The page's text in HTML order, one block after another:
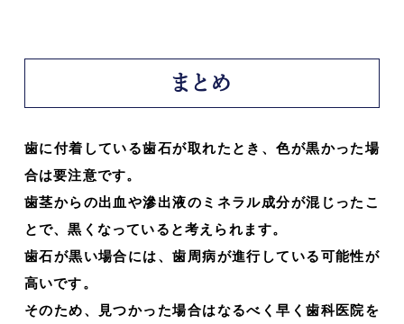
まとめ
歯に付着している歯石が取れたとき、色が黒かった場
合は要注意です。
歯茎からの出血や滲出液のミネラル成分が混じったこ
とで、黒くなっていると考えられます。
歯石が黒い場合には、歯周病が進行している可能性が
高いです。
そのため、見つかった場合はなるべく早く歯科医院を